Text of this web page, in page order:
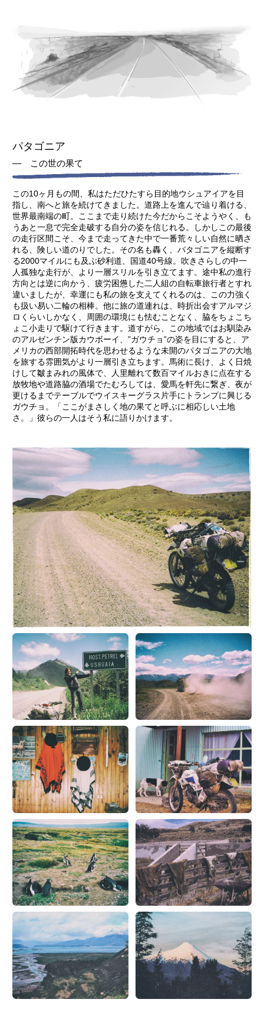
パタゴニア
― この世の果て
この10ヶ月もの間、私はただひたすら目的地ウシュアイアを目
指し、南へと旅を続けてきました。道路上を進んで辿り着ける、
世界最南端の町。ここまで走り続けた今だからこそようやく、も
うあと一息で完全走破する自分の姿を信じれる。しかしこの最後
の走行区間こそ、今まで走ってきた中で一番荒々しい自然に晒さ
れる、険しい道のりでした。その名も轟く、パタゴニアを縦断す
る2000マイルにも及ぶ砂利道、国道40号線。吹きさらしの中一
人孤独な走行が、より一層スリルを引き立てます。途中私の進行
方向とは逆に向かう、疲労困憊した二人組の自転車旅行者とすれ
違いましたが、幸運にも私の旅を支えてくれるのは、この力強く
も扱い易い二輪の相棒。他に旅の道連れは、時折出会すアルマジ
ロくらいしかなく、周囲の環境にも怯むことなく、脇をちょこち
ょこ小走りで駆けて行きます。道すがら、この地域ではお馴染み
のアルゼンチン版カウボーイ、”ガウチョ”の姿を目にすると、ア
メリカの西部開拓時代を思わせるような未開のパタゴニアの大地
を旅する雰囲気がより一層引き立ちます。馬術に長け、よく日焼
けして皺まみれの風体で、人里離れて数百マイルおきに点在する
放牧地や道路脇の酒場でたむろしては、愛馬を軒先に繋ぎ、夜が
更けるまでテーブルでウイスキーグラス片手にトランプに興じる
ガウチョ。「ここがまさしく地の果てと呼ぶに相応しい土地
さ。」彼らの一人はそう私に語りかけます。